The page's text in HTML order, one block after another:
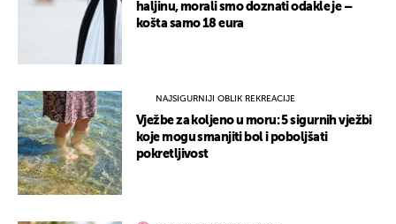
haljinu, morali smo doznati odakle je –
košta samo 18 eura
NAJSIGURNIJI OBLIK REKREACIJE
Vježbe za koljeno u moru: 5 sigurnih vježbi
koje mogu smanjiti bol i poboljšati
pokretljivost